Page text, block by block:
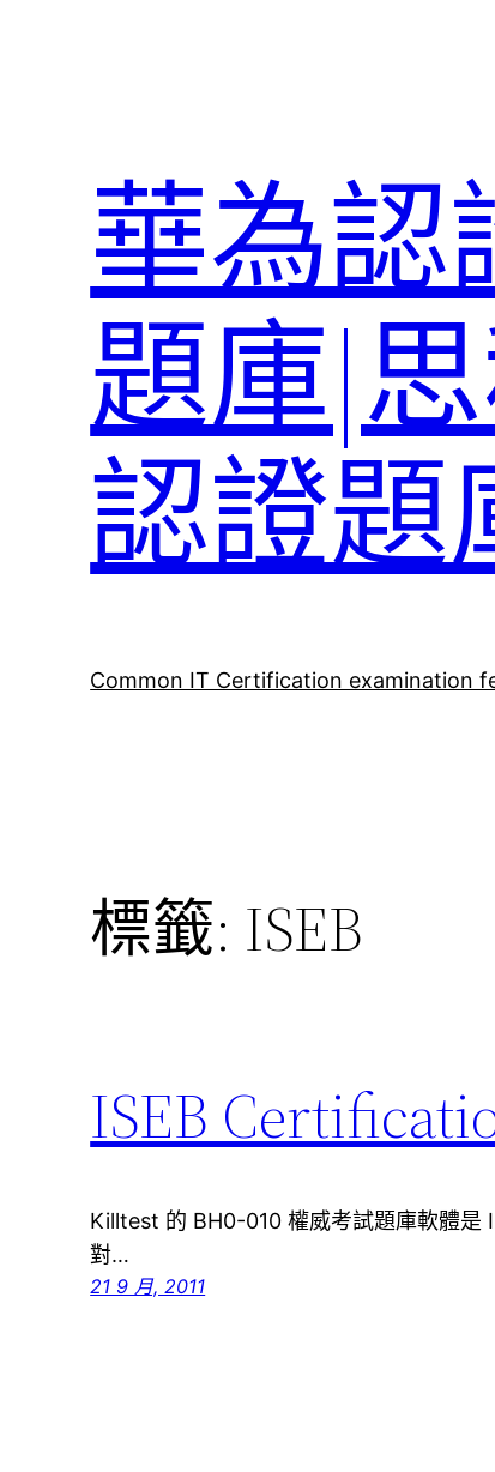
華為認
題庫|
認證題
Common IT Certification examination
標籤: ISEB
ISEB
Killtest 的 BH0-010 權威考試題庫軟體是
對…
21 9 月, 2011